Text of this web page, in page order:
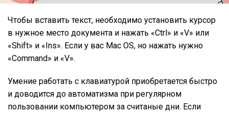
Чтобы вставить текст, необходимо установить курсор
в нужное место документа и нажать «Ctrl» и «V» или
«Shift» и «Ins». Если у вас Mac ОS, но нажать нужно
«Command» и «V».
Умение работать с клавиатурой приобретается быстро
и доводится до автоматизма при регулярном
пользовании компьютером за считаные дни. Если